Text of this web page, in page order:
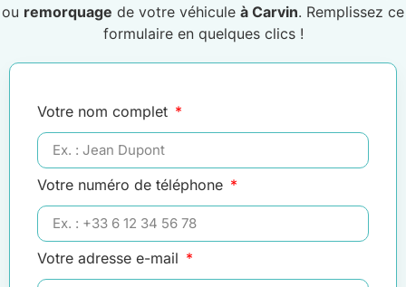
ou remorquage de votre véhicule à Carvin. Remplissez ce
formulaire en quelques clics !
Votre nom complet
Votre numéro de téléphone
Votre adresse e-mail